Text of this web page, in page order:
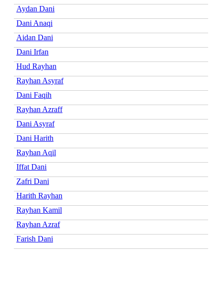
Aydan Dani
Dani Anaqi
Aidan Dani
Dani Irfan
Hud Rayhan
Rayhan Asyraf
Dani Faqih
Rayhan Azraff
Dani Asyraf
Dani Harith
Rayhan Aqil
Iffat Dani
Zafri Dani
Harith Rayhan
Rayhan Kamil
Rayhan Azraf
Farish Dani